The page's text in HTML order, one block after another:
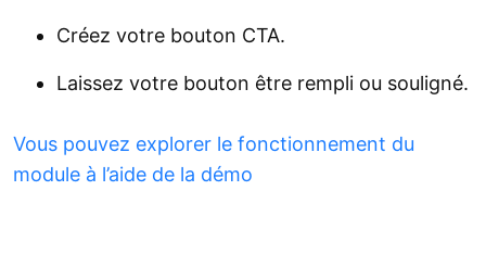
Créez votre bouton CTA.
Laissez votre bouton être rempli ou souligné.
Vous pouvez explorer le fonctionnement du
module à l’aide de la démo